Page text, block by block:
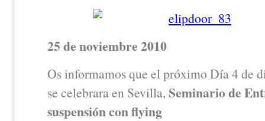
25 de noviembre 2010
Os informamos que el próximo Día 4 de
se celebrara en Sevilla, Seminario de
suspensión con flying